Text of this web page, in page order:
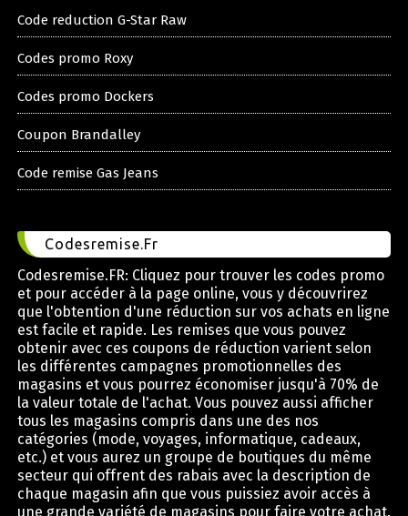
Code reduction G-Star Raw
Codes promo Roxy
Codes promo Dockers
Coupon Brandalley
Code remise Gas Jeans
Codesremise.Fr
Codesremise.FR: Cliquez pour trouver les codes promo
et pour accéder à la page online, vous y découvrirez
que l'obtention d'une réduction sur vos achats en ligne
est facile et rapide. Les remises que vous pouvez
obtenir avec ces coupons de réduction varient selon
les différentes campagnes promotionnelles des
magasins et vous pourrez économiser jusqu'à 70% de
la valeur totale de l'achat. Vous pouvez aussi afficher
tous les magasins compris dans une des nos
catégories (mode, voyages, informatique, cadeaux,
etc.) et vous aurez un groupe de boutiques du même
secteur qui offrent des rabais avec la description de
chaque magasin afin que vous puissiez avoir accès à
une grande variété de magasins pour faire votre achat.